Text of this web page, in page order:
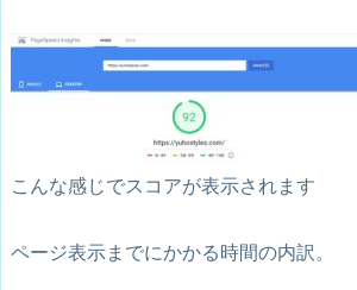
こんな感じでスコアが表示されます
ページ表示までにかかる時間の内訳。